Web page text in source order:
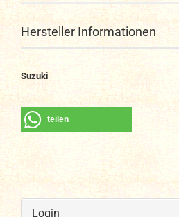
Hersteller Informationen
Suzuki
teilen
Login